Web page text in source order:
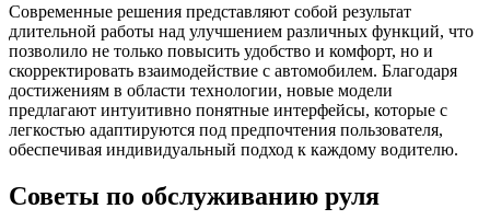
Современные решения представляют собой результат
длительной работы над улучшением различных функций, что
позволило не только повысить удобство и комфорт, но и
скорректировать взаимодействие с автомобилем. Благодаря
достижениям в области технологии, новые модели
предлагают интуитивно понятные интерфейсы, которые с
легкостью адаптируются под предпочтения пользователя,
обеспечивая индивидуальный подход к каждому водителю.
Советы по обслуживанию руля